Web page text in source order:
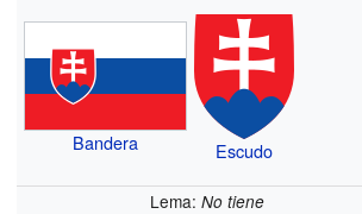
Bandera Escudo
Lema:No tiene